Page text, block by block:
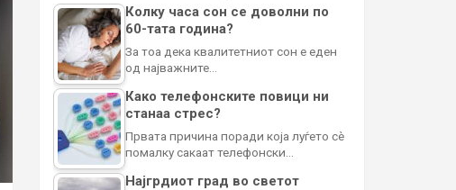
Колку часа сон се доволни по
60-тата година?
За тоа дека квалитетниот сон е еден
од најважните…
Како телефонските повици ни
станаа стрес?
Првата причина поради која луѓето сè
помалку сакаат телефонски…
Најгрдиот град во светот